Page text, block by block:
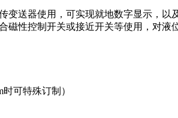
变送器使用，可实现就地数字显示，
磁性控制开关或接近开关等使用，对液
可特殊订制）